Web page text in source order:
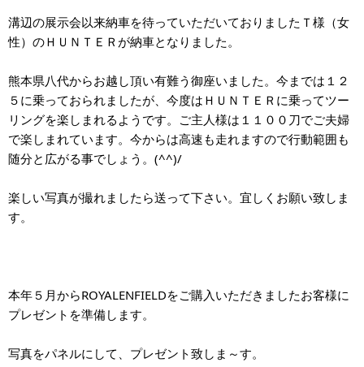
溝辺の展示会以来納車を待っていただいておりましたＴ様（女
性）のＨＵＮＴＥＲが納車となりました。
熊本県八代からお越し頂い有難う御座いました。今までは１２
５に乗っておられましたが、今度はＨＵＮＴＥＲに乗ってツー
リングを楽しまれるようです。ご主人様は１１００刀でご夫婦
で楽しまれています。今からは高速も走れますので行動範囲も
随分と広がる事でしょう。(^^)/
楽しい写真が撮れましたら送って下さい。宜しくお願い致しま
す。
本年５月からROYALENFIELDをご購入いただきましたお客様に
プレゼントを準備します。
写真をパネルにして、プレゼント致しま～す。